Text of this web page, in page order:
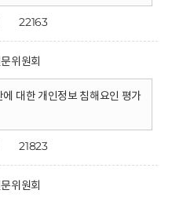
22163
위원회
대한 개인정보 침해요인 평가
21823
위원회